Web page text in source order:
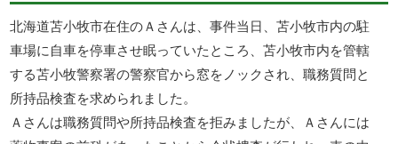
北海道苫小牧市在住のＡさんは、事件当日、苫小牧市内の駐
車場に自車を停車させ眠っていたところ、苫小牧市内を管轄
する苫小牧警察署の警察官から窓をノックされ、職務質問と
所持品検査を求められました。
Ａさんは職務質問や所持品検査を拒みましたが、Ａさんには